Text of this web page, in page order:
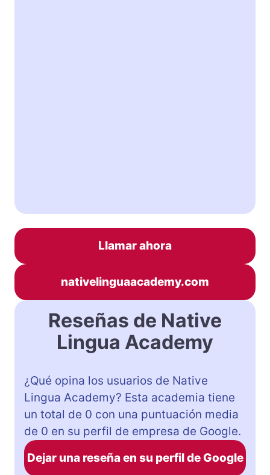
Llamar ahora
nativelinguaacademy.com
Reseñas de Native
Lingua Academy
¿Qué opina los usuarios de Native
Lingua Academy? Esta academia tiene
un total de 0 con una puntuación media
de 0 en su perfil de empresa de Google.
Dejar una reseña en su perfil de Google